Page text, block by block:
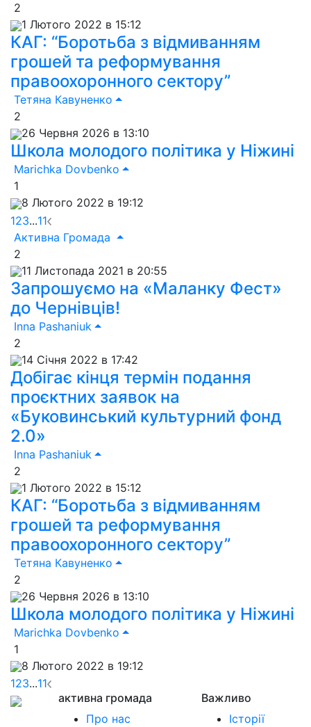
2
1 Лютого 2022 в 15:12
КАГ: “Боротьба з відмиванням
грошей та реформування
правоохоронного сектору”
Тетяна Кавуненко
2
26 Червня 2026 в 13:10
Школа молодого політика у Ніжині
Marichka Dovbenko
1
8 Лютого 2022 в 19:12
123...11
Активна Громада
2
11 Листопада 2021 в 20:55
Запрошуємо на «Маланку Фест»
до Чернівців!
Inna Pashaniuk
2
14 Січня 2022 в 17:42
Добігає кінця термін подання
проєктних заявок на
«Буковинський культурний фонд
2.0»
Inna Pashaniuk
2
1 Лютого 2022 в 15:12
КАГ: “Боротьба з відмиванням
грошей та реформування
правоохоронного сектору”
Тетяна Кавуненко
2
26 Червня 2026 в 13:10
Школа молодого політика у Ніжині
Marichka Dovbenko
1
8 Лютого 2022 в 19:12
123...11
активна громада
Про нас
Важливо
Історії